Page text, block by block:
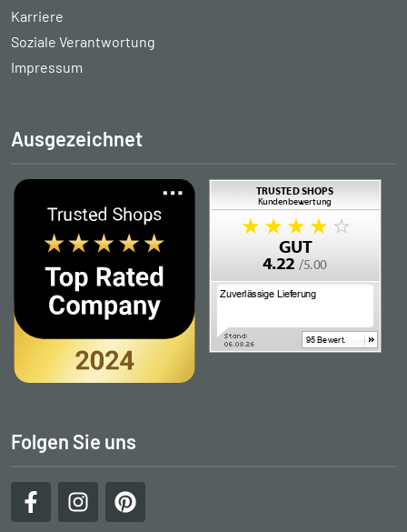
Karriere
Soziale Verantwortung
Impressum
Ausgezeichnet
Folgen Sie uns